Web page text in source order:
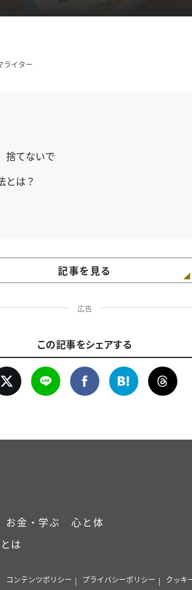
ライター
捨てないで
とは？
記事を見る
広告
この記事をシェアする
お金・学ぶ
心と体
は
コンテンツポリシー プライバシーポリシー クッキ